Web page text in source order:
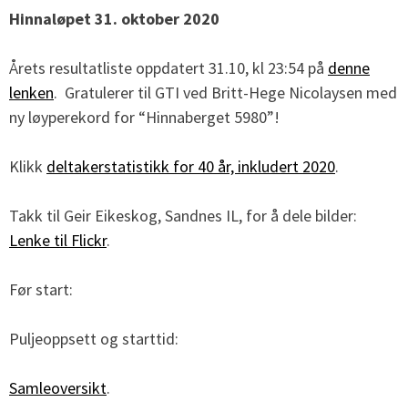
Hinnaløpet 31. oktober 2020
Årets resultatliste oppdatert 31.10, kl 23:54 på denne
lenken. Gratulerer til GTI ved Britt-Hege Nicolaysen med
ny løyperekord for “Hinnaberget 5980”!
Klikk deltakerstatistikk for 40 år, inkludert 2020.
Takk til Geir Eikeskog, Sandnes IL, for å dele bilder:
Lenke til Flickr.
Før start:
Puljeoppsett og starttid:
Samleoversikt.